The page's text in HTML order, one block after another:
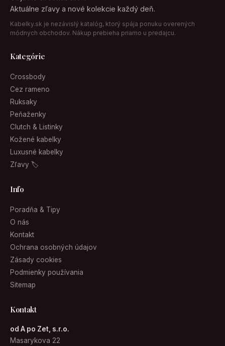
Aktuálne zľavy a nové kolekcie každý deň.
Kabelky.sk je nezávislý katalóg, ktorý spája ponuku overených
módnych obchodov. Nákup prebieha priamo u predajcu.
Kategórie
Crossbody
Cez rameno
Ruksaky
Peňaženky
Clutch & Listinky
Kožené kabelky
Luxusné kabelky
Zľavy 🏷
Info
Poradňa & Tipy
O nás
Kontakt
Ochrana osobných údajov
Zásady cookies
Podmienky používania
Sitemap
Kontakt
od A po Zet, s.r.o.
Masarykova 22